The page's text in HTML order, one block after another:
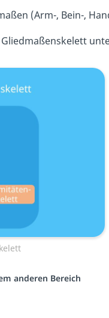
(Arm-, Bein-,
anderen Bereich